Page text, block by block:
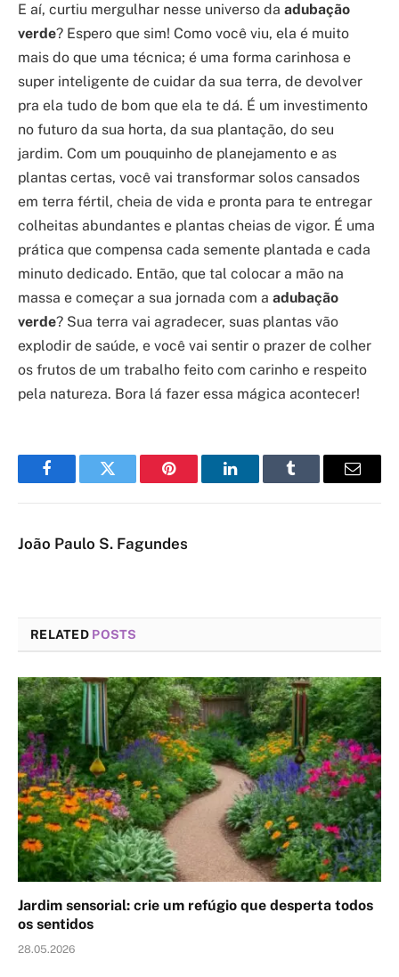
E aí, curtiu mergulhar nesse universo da adubação
verde? Espero que sim! Como você viu, ela é muito
mais do que uma técnica; é uma forma carinhosa e
super inteligente de cuidar da sua terra, de devolver
pra ela tudo de bom que ela te dá. É um investimento
no futuro da sua horta, da sua plantação, do seu
jardim. Com um pouquinho de planejamento e as
plantas certas, você vai transformar solos cansados
em terra fértil, cheia de vida e pronta para te entregar
colheitas abundantes e plantas cheias de vigor. É uma
prática que compensa cada semente plantada e cada
minuto dedicado. Então, que tal colocar a mão na
massa e começar a sua jornada com a adubação
verde? Sua terra vai agradecer, suas plantas vão
explodir de saúde, e você vai sentir o prazer de colher
os frutos de um trabalho feito com carinho e respeito
pela natureza. Bora lá fazer essa mágica acontecer!
FacebookTwitter Pinterest LinkedInTumblr Email
João Paulo S. Fagundes
RELATED POSTS
Jardim sensorial: crie um refúgio que desperta todos
os sentidos
28.05.2026